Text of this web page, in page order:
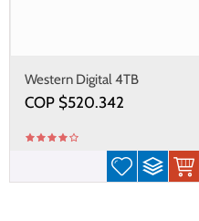
Western Digital 4TB
COP $520.342